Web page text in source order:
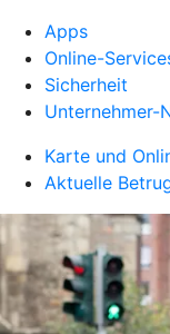
Apps
Online-
Sicherheit
Unternehmer-
Karte und
Aktuelle